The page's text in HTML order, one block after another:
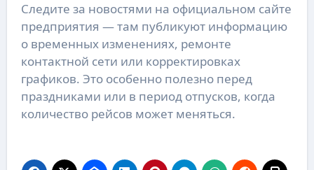
Следите за новостями на официальном сайте
предприятия — там публикуют информацию
о временных изменениях, ремонте
контактной сети или корректировках
графиков. Это особенно полезно перед
праздниками или в период отпусков, когда
количество рейсов может меняться.